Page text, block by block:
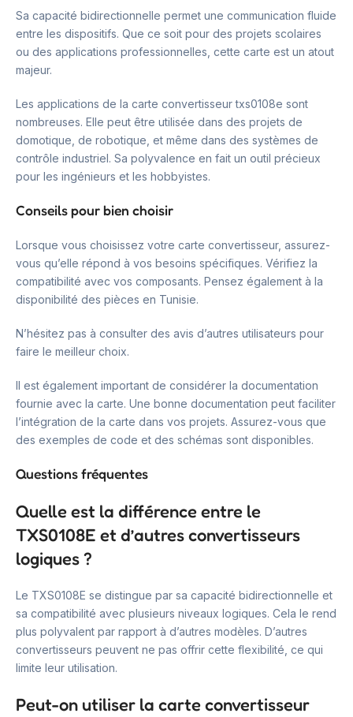
Sa capacité bidirectionnelle permet une communication fluide
entre les dispositifs. Que ce soit pour des projets scolaires
ou des applications professionnelles, cette carte est un atout
majeur.
Les applications de la carte convertisseur txs0108e sont
nombreuses. Elle peut être utilisée dans des projets de
domotique, de robotique, et même dans des systèmes de
contrôle industriel. Sa polyvalence en fait un outil précieux
pour les ingénieurs et les hobbyistes.
Conseils pour bien choisir
Lorsque vous choisissez votre carte convertisseur, assurez-
vous qu’elle répond à vos besoins spécifiques. Vérifiez la
compatibilité avec vos composants. Pensez également à la
disponibilité des pièces en Tunisie.
N’hésitez pas à consulter des avis d’autres utilisateurs pour
faire le meilleur choix.
Il est également important de considérer la documentation
fournie avec la carte. Une bonne documentation peut faciliter
l’intégration de la carte dans vos projets. Assurez-vous que
des exemples de code et des schémas sont disponibles.
Questions fréquentes
Quelle est la différence entre le
TXS0108E et d’autres convertisseurs
logiques ?
Le TXS0108E se distingue par sa capacité bidirectionnelle et
sa compatibilité avec plusieurs niveaux logiques. Cela le rend
plus polyvalent par rapport à d’autres modèles. D’autres
convertisseurs peuvent ne pas offrir cette flexibilité, ce qui
limite leur utilisation.
Peut-on utiliser la carte convertisseur